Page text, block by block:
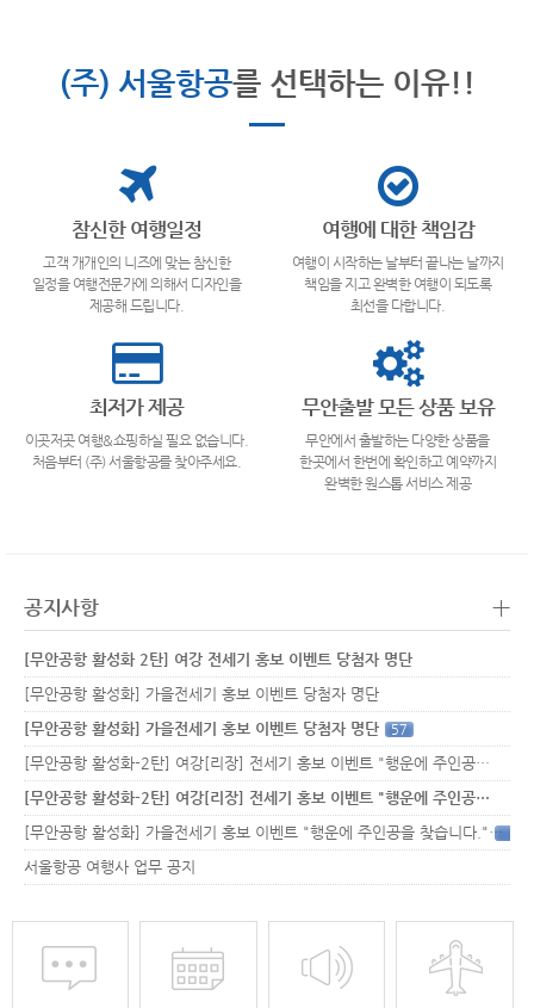
(주) 서울항공를 선택하는 이유!!
참신한 여행일정
고객 개개인의 니즈에 맞는 참신한
일정을 여행전문가에 의해서 디자인을
제공해 드립니다.
여행에 대한 책임감
여행이 시작하는 날부터 끝나는 날까지
책임을 지고 완벽한 여행이 되도록
최선을 다합니다.
최저가 제공
이곳저곳 여행&쇼핑하실 필요 없습니다.
처음부터 (주) 서울항공를 찾아주세요.
무안출발 모든 상품 보유
무안에서 출발하는 다양한 상품을
한곳에서 한번에 확인하고 예약까지
완벽한 원스톱 서비스 제공
공지사항 +
[무안공항 활성화 2탄] 여강 전세기 홍보 이벤트 당첨자 명단
[무안공항 활성화] 가을전세기 홍보 이벤트 당첨자 명단
[무안공항 활성화] 가을전세기 홍보 이벤트 당첨자 명단
57
[무안공항 활성화-2탄] 여강[리장] 전세기 홍보 이벤트 "행운에 주인공…
[무안공항 활성화-2탄] 여강[리장] 전세기 홍보 이벤트 "행운에 주인공…
[무안공항 활성화] 가을전세기 홍보 이벤트 "행운에 주인공을 찾습니다."33
서울항공 여행사 업무 공지